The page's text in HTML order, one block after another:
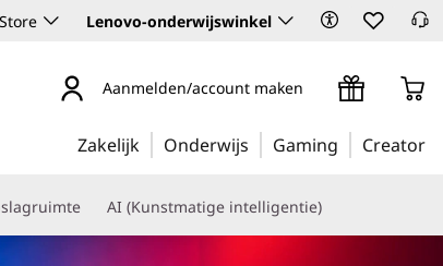
Lenovo-onderwijswinkel
Aanmelden/account maken
Zakelijk Onderwijs Gaming Creator
AI (Kunstmatige intelligentie)